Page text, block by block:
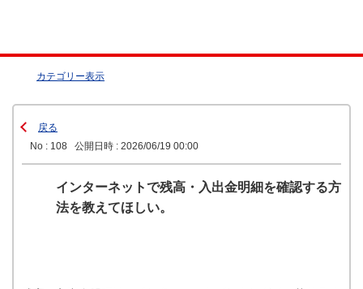
カテゴリー表示
戻る
No : 108
公開日時 : 2026/06/19 00:00
インターネットで残高・入出金明細を確認する方
法を教えてほしい。